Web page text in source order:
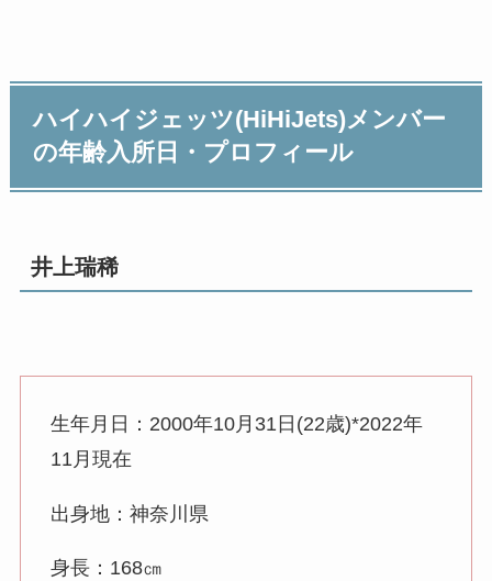
ハイハイジェッツ(HiHiJets)メンバー
の年齢入所日・プロフィール
井上瑞稀
生年月日：2000年10月31日(22歳)*2022年
11月現在
出身地：神奈川県
身長：168㎝